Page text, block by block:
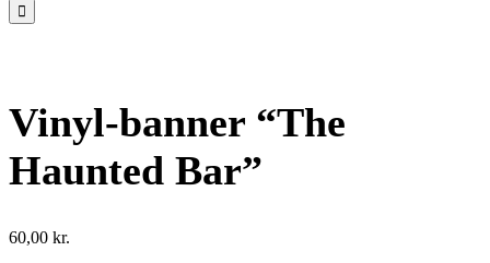
Vinyl-banner “The
Haunted Bar”
60,00 kr.